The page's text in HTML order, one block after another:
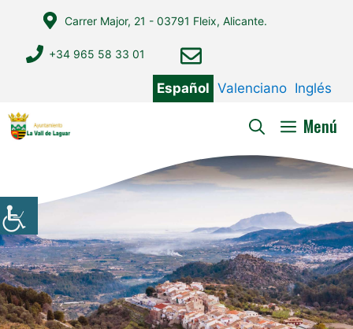
contenido
Carrer Major, 21 - 03791 Fleix, Alicante.
+34 965 58 33 01
Español Valenciano Inglés
Menú